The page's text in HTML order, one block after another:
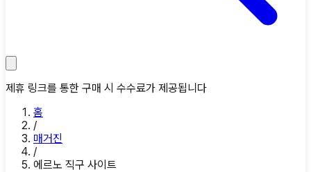
제휴 링크를 통한 구매 시 수수료가 제공됩니다
홈
/
매거진
/
에르노 직구 사이트